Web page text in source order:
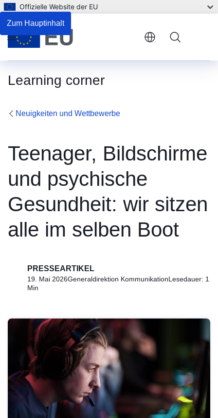
Zum Hauptinhalt
Offizielle Website der EU
Learning corner
Menu
Neuigkeiten und Wettbewerbe
Teenager, Bildschirme
und psychische
Gesundheit: wir sitzen
alle im selben Boot
PRESSEARTIKEL
19. Mai 2026Generaldirektion KommunikationLesedauer: 1
Min